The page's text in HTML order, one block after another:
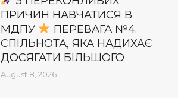
ПРИЧИН НАВЧАТИСЯ В
МДПУ
ПЕРЕВАГА №4.
СПІЛЬНОТА, ЯКА НАДИХАЄ
ДОСЯГАТИ БІЛЬШОГО
August 8, 2026